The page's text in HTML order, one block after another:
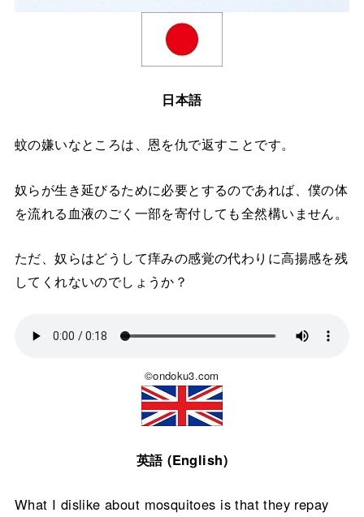
日本語
蚊の嫌いなところは、恩を仇で返すことです。
奴らが生き延びるために必要とするのであれば、僕の体
を流れる血液のごく一部を寄付しても全然構いません。
ただ、奴らはどうして痒みの感覚の代わりに高揚感を残
してくれないのでしょうか？
©ondoku3.com
英語 (English)
What I dislike about mosquitoes is that they repay